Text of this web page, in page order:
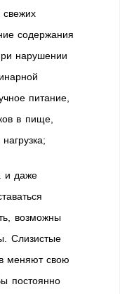
свежих
содержания
нарушении
питание,
в пище,
и даже
возможны
Слизистые
меняют свою
постоянно